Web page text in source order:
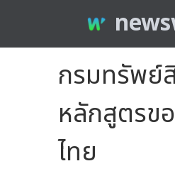
กรมทรัพย์
หลักสูตรข
ไทย